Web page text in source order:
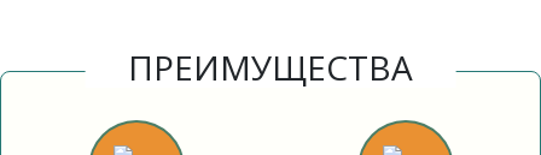
ПРЕИМУЩЕСТВА